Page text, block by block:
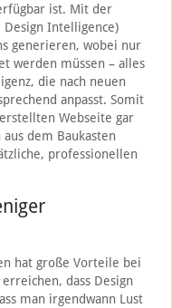
ist. Mit der
Intelligence)
generieren, wobei nur
werden müssen – alles
die nach neuen
anpasst. Somit
Webseite gar
dem Baukasten
professionellen
hat große Vorteile bei
dass Design
man irgendwann Lust